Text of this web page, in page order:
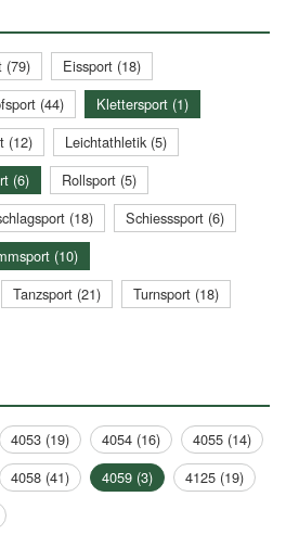
(79)
Eissport (18)
(44)
Klettersport (1)
(12)
Leichtathletik (5)
(6)
Rollsport (5)
(18)
Schiesssport (6)
(10)
Tanzsport (21)
Turnsport (18)
4053 (19) 4054 (16)
4055 (14)
4058 (41) 4059 (3)
4125 (19)